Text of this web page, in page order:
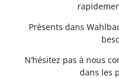
Présents dans
N’hésitez pas à nous
dans les